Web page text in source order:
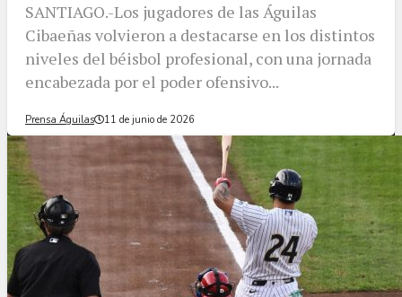
SANTIAGO.-Los jugadores de las Águilas
Cibaeñas volvieron a destacarse en los distintos
niveles del béisbol profesional, con una jornada
encabezada por el poder ofensivo...
Prensa Águilas 11 de junio de 2026